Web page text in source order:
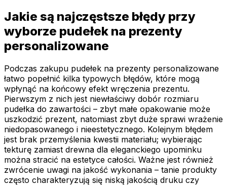
Jakie są najczęstsze błędy przy
wyborze pudełek na prezenty
personalizowane
Podczas zakupu pudełek na prezenty personalizowane
łatwo popełnić kilka typowych błędów, które mogą
wpłynąć na końcowy efekt wręczenia prezentu.
Pierwszym z nich jest niewłaściwy dobór rozmiaru
pudełka do zawartości – zbyt małe opakowanie może
uszkodzić prezent, natomiast zbyt duże sprawi wrażenie
niedopasowanego i nieestetycznego. Kolejnym błędem
jest brak przemyślenia kwestii materiału; wybierając
tekturę zamiast drewna dla eleganckiego upominku
można stracić na estetyce całości. Ważne jest również
zwrócenie uwagi na jakość wykonania – tanie produkty
często charakteryzują się niską jakością druku czy